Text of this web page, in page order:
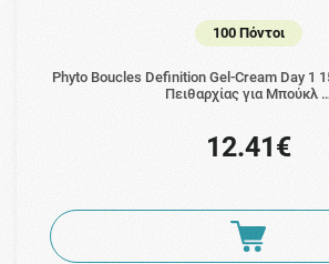
100 Πόντοι
Phyto Boucles Definition Gel-Cream Day 1
Πειθαρχίας για Μπούκλ
12.41€